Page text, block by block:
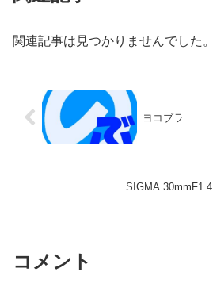
関連記事は見つかりませんでした。
ヨコブラ
SIGMA 30mmF1.4
コメント